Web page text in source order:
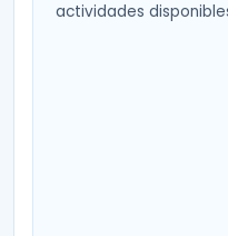
actividades